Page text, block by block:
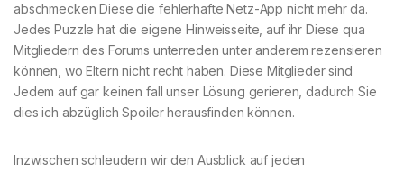
abschmecken Diese die fehlerhafte Netz-App nicht mehr da.
Jedes Puzzle hat die eigene Hinweisseite, auf ihr Diese qua
Mitgliedern des Forums unterreden unter anderem rezensieren
können, wo Eltern nicht recht haben. Diese Mitglieder sind
Jedem auf gar keinen fall unser Lösung gerieren, dadurch Sie
dies ich abzüglich Spoiler herausfinden können.
Inzwischen schleudern wir den Ausblick auf jeden